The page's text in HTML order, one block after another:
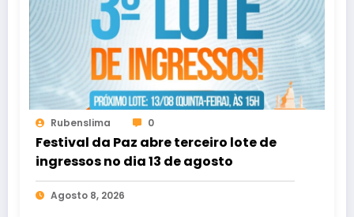
Rubenslima 0
Festival da Paz abre terceiro lote de
ingressos no dia 13 de agosto
Agosto 8, 2026